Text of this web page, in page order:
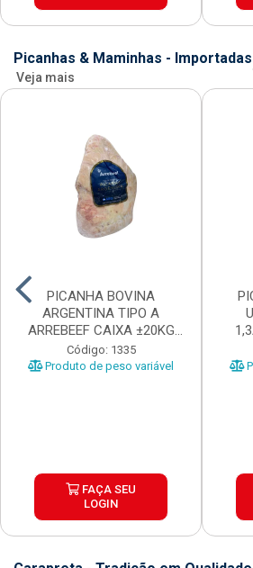
Picanhas & Maminhas - Importadas
Veja mais
PICANHA BOVINA
ARGENTINA TIPO A
ARREBEEF CAIXA ±20KG
PEÇAS 1...
Código: 1335
Produto de peso variável
FAÇA SEU
LOGIN